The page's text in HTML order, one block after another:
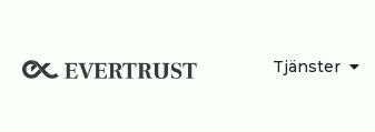
innehåll
Tjänster